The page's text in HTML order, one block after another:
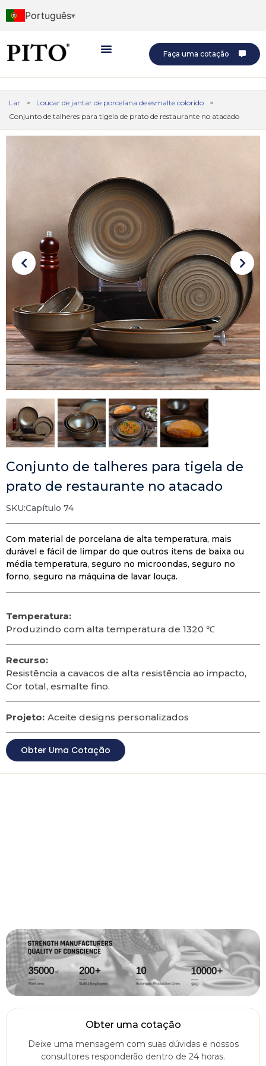
Português
Faça uma cotação
Lar > Loucar de jantar de porcelana de esmalte colorido
>
Conjunto de talheres para tigela de prato de restaurante no atacado
Conjunto de talheres para tigela de
prato de restaurante no atacado
SKU:Capítulo 74
Com material de porcelana de alta temperatura, mais
durável e fácil de limpar do que outros itens de baixa ou
média temperatura, seguro no microondas, seguro no
forno, seguro na máquina de lavar louça.
Temperatura:
Produzindo com alta temperatura de 1320 ℃
Recurso:
Resistência a cavacos de alta resistência ao impacto,
Cor total, esmalte fino.
Projeto: Aceite designs personalizados
Obter Uma Cotação
Obter uma cotação
Deixe uma mensagem com suas dúvidas e nossos
consultores responderão dentro de 24 horas.